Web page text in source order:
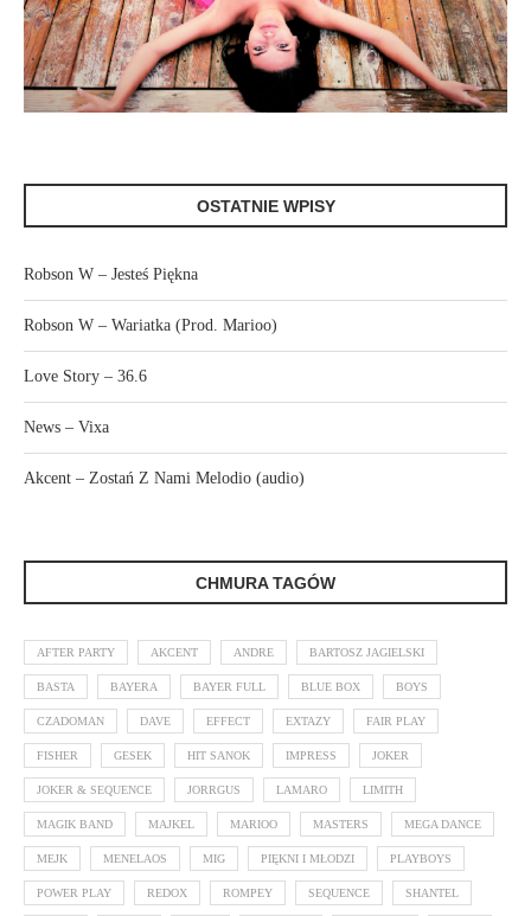
OSTATNIE WPISY
Robson W – Jesteś Piękna
Robson W – Wariatka (Prod. Marioo)
Love Story – 36.6
News – Vixa
Akcent – Zostań Z Nami Melodio (audio)
CHMURA TAGÓW
AFTER PARTY AKCENT ANDRE BARTOSZ JAGIELSKI
BASTA BAYERA BAYER FULL BLUE BOX BOYS
CZADOMAN DAVE EFFECT EXTAZY FAIR PLAY
FISHER GESEK HIT SANOK IMPRESS JOKER
JOKER & SEQUENCE JORRGUS LAMARO LIMITH
MAGIK BAND MAJKEL MARIOO MASTERS MEGA DANCE
MEJK MENELAOS MIG PIĘKNI I MŁODZI PLAYBOYS
POWER PLAY REDOX ROMPEY SEQUENCE SHANTEL